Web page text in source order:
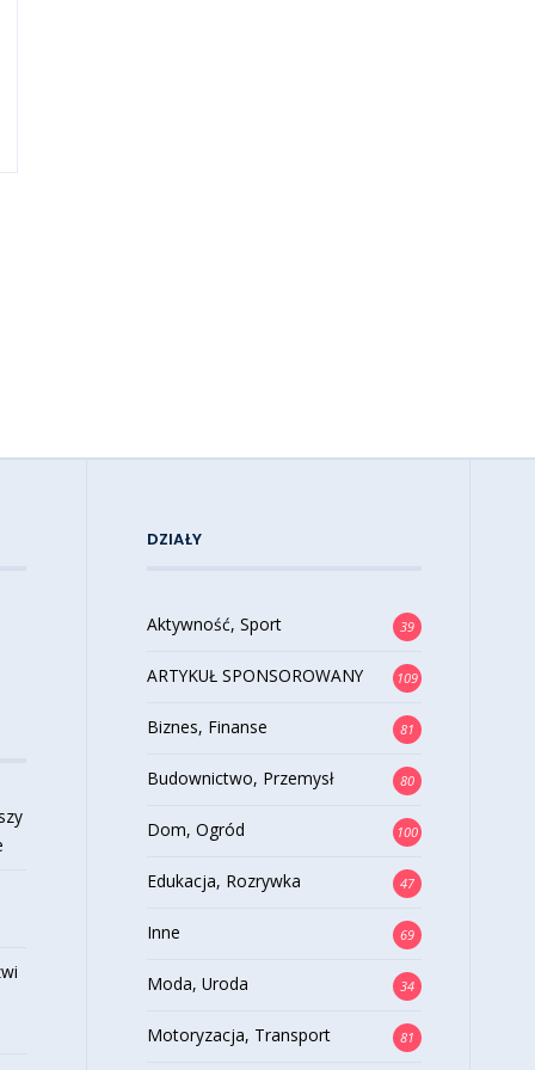
DZIAŁY
Aktywność, Sport 39
ARTYKUŁ SPONSOROWANY 109
Biznes, Finanse 81
Budownictwo, Przemysł 80
Dom, Ogród 100
Edukacja, Rozrywka 47
Inne 69
Moda, Uroda 34
Motoryzacja, Transport 81